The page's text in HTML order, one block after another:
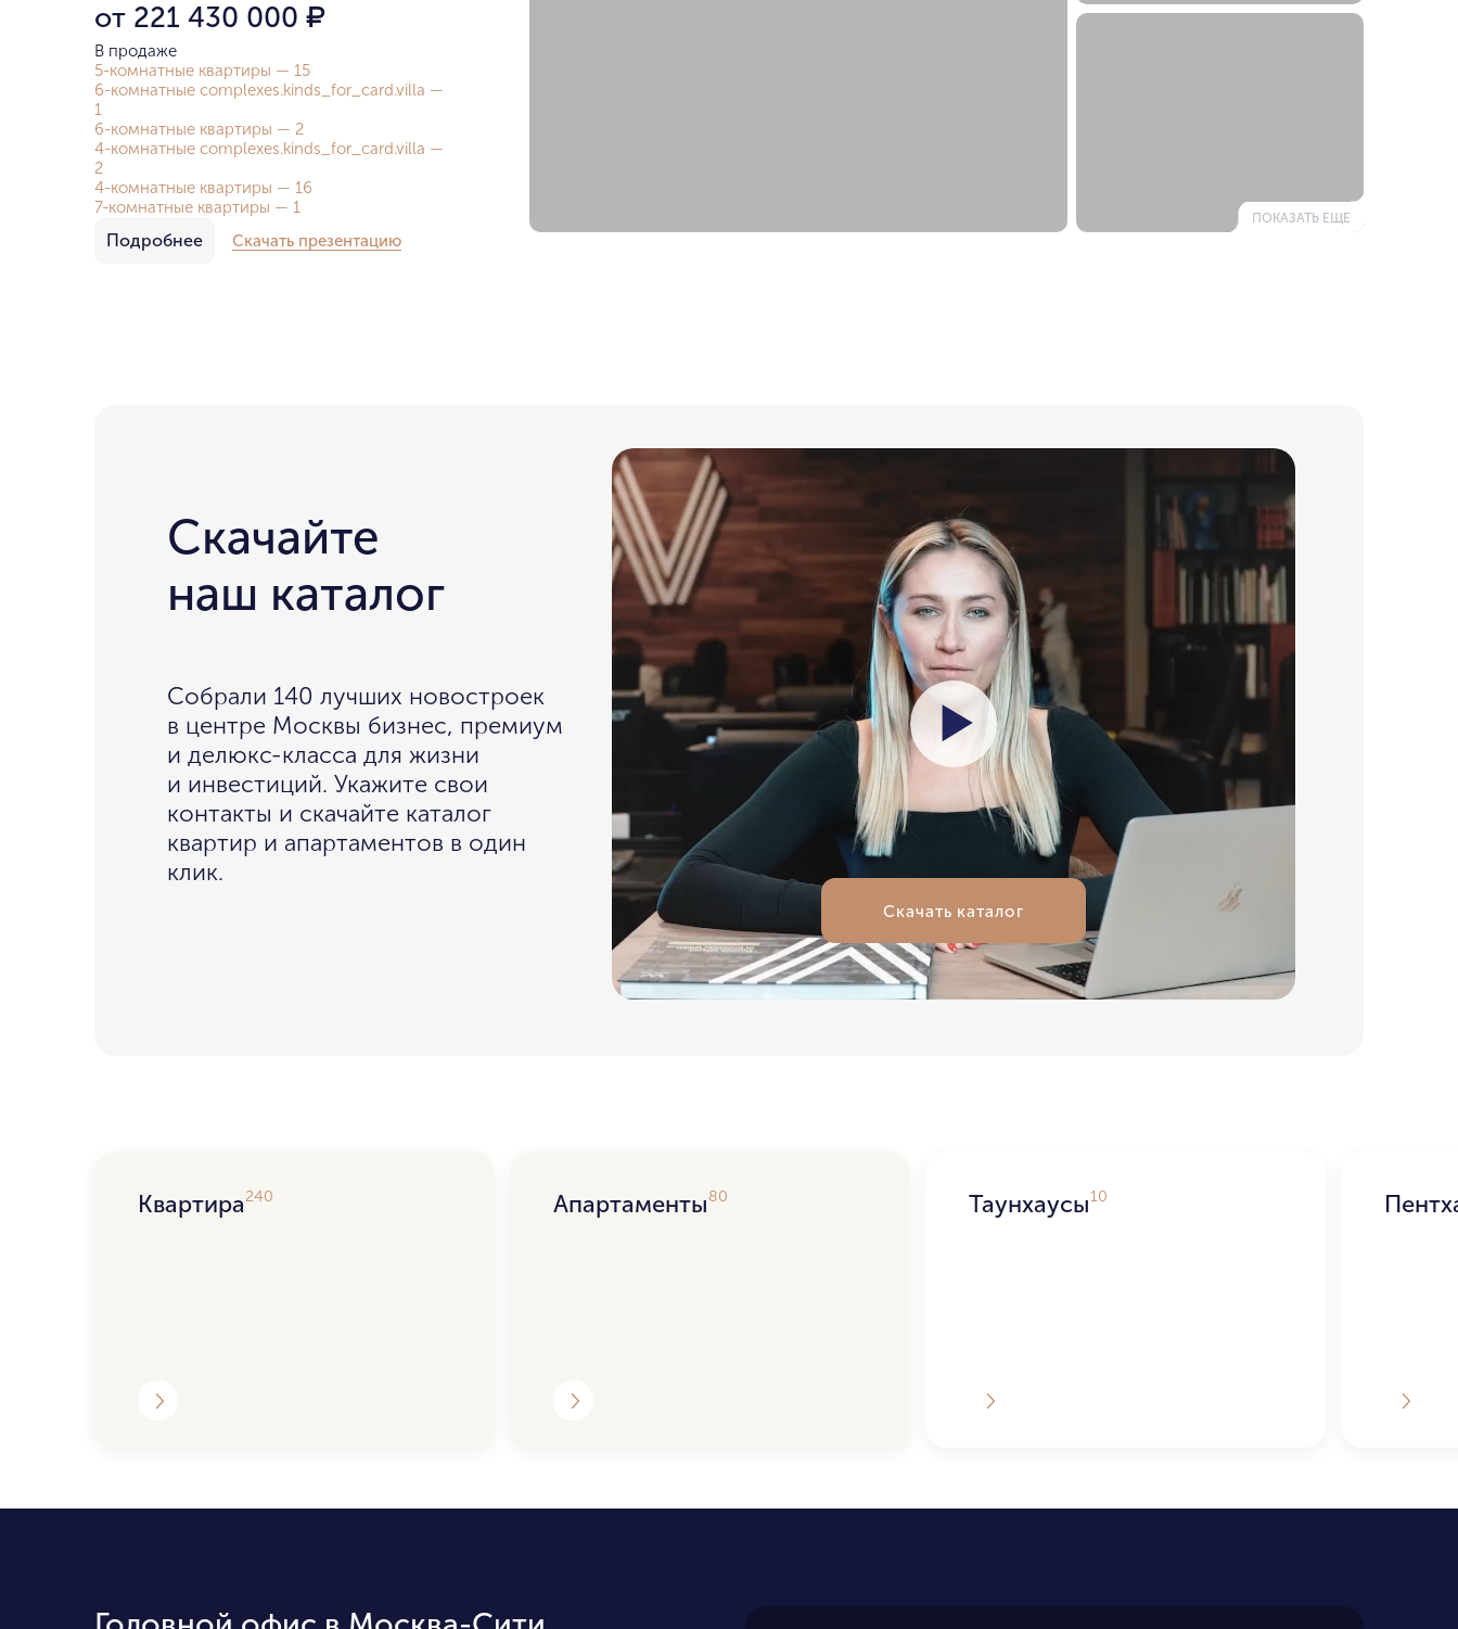
с фитнесом с 25-метровым
бассейном и детской игровой
комнатой.
от 221 430 000 ₽
В продаже
5-комнатные квартиры — 15
6-комнатные complexes.kinds_for_card.villa —
1
6-комнатные квартиры — 2
4-комнатные complexes.kinds_for_card.villa —
2
4-комнатные квартиры — 16
7-комнатные квартиры — 1
Подробнее Скачать презентацию
ПОКАЗАТЬ ЕЩЕ
Скачайте
наш каталог
Собрали 140 лучших новостроек
в центре Москвы бизнес, премиум
и делюкс-класса для жизни
и инвестиций. Укажите свои
контакты и скачайте каталог
квартир и апартаментов в один
клик.
Скачать каталог
персональных данных.
Квартира240 Апартаменты80 Таунхаусы10